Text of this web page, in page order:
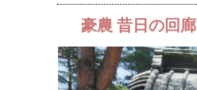
豪農 昔日の回廊